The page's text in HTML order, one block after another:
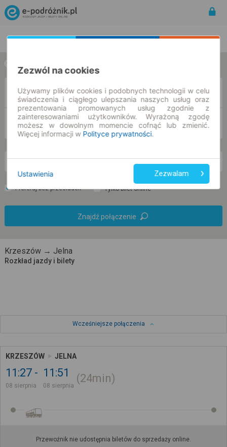
w jedną stronę
Z
DO
-- : --
Preferuj bez przesiadek Tylko bilet online
Znajdź połączenie
Krzeszów → Jelna
Rozkład jazdy i bilety
Wcześniejsze połączenia
KRZESZÓW JELNA
11:27
08 sierpnia
11:51
08 sierpnia
24min
Przewoźnik nie udostępnia biletów do sprzedaży online.
Zezwól na cookies
Używamy plików cookies i podobnych technologii w celu
świadczenia i ciągłego ulepszania naszych usług oraz
prezentowania promowanych usług zgodnie z
zainteresowaniami użytkowników. Wyrażoną zgodę
możesz w dowolnym momencie cofnąć lub zmienić.
Więcej informacji w Polityce prywatności.
Ustawienia Zezwalam